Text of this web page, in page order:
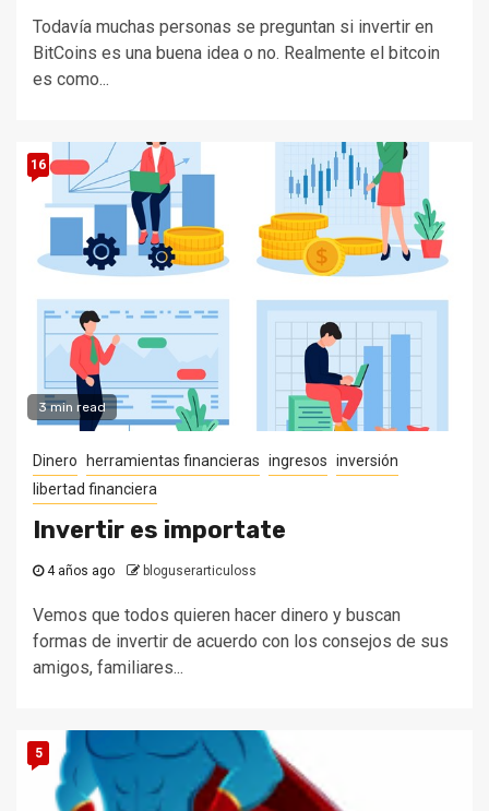
Todavía muchas personas se preguntan si invertir en
BitCoins es una buena idea o no. Realmente el bitcoin
es como...
3 min read
16
Dinero herramientas financieras ingresos inversión
libertad financiera
Invertir es importate
4 años ago bloguserarticuloss
Vemos que todos quieren hacer dinero y buscan
formas de invertir de acuerdo con los consejos de sus
amigos, familiares...
5